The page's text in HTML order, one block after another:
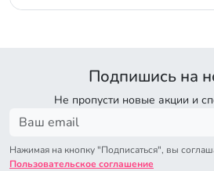
Подпишись на
Не пропусти новые акции и
Нажимая на кнопку "Подписаться", вы
Пользовательское соглашение